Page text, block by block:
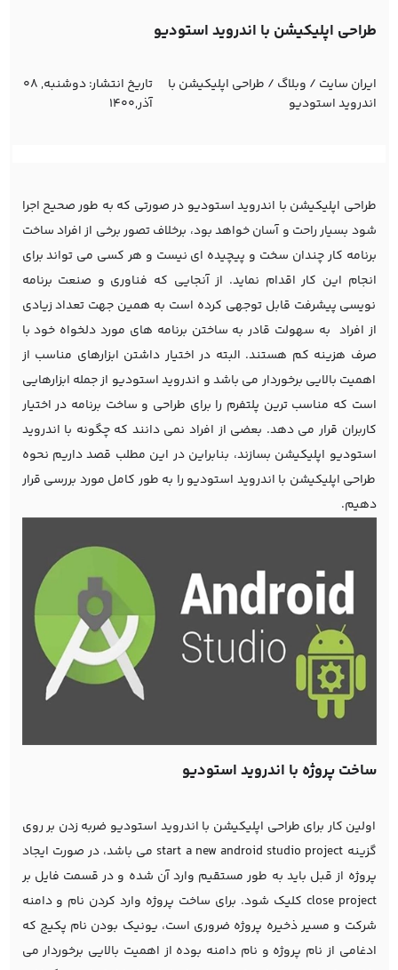
طراحی اپلیکیشن با اندروید استودیو
ایران سایت / وبلاگ / طراحی اپلیکیشن با
اندروید استودیو
تاریخ انتشار:
دوشنبه, 08
آذر,1400
طراحی اپلیکیشن با اندروید استودیو در صورتی که به طور صحیح اجرا
شود بسیار راحت و آسان خواهد بود، برخلاف تصور برخی از افراد ساخت
برنامه کار چندان سخت و پیچیده ای نیست و هر کسی می تواند برای
انجام این کار اقدام نماید. از آنجایی که فناوری و صنعت برنامه
نویسی پیشرفت قابل توجهی کرده است به همین جهت تعداد زیادی
از افراد به سهولت قادر به ساختن برنامه های مورد دلخواه خود با
صرف هزینه کم هستند. البته در اختیار داشتن ابزارهای مناسب از
اهمیت بالایی برخوردار می باشد و اندروید استودیو از جمله ابزارهایی
است که مناسب ترین پلتفرم را برای طراحی و ساخت برنامه در اختیار
کاربران قرار می دهد. بعضی از افراد نمی دانند که چگونه با اندروید
استودیو اپلیکیشن بسازند، بنابراین در این مطلب قصد داریم نحوه
طراحی اپلیکیشن با اندروید استودیو را به طور کامل مورد بررسی قرار
دهیم.
ساخت پروژه با اندروید استودیو
اولین کار برای طراحی اپلیکیشن با اندروید استودیو ضربه زدن بر روی
گزینه start a new android studio project می باشد، در صورت ایجاد
پروژه از قبل باید به طور مستقیم وارد آن شده و در قسمت فایل بر
close project کلیک شود. برای ساخت پروژه وارد کردن نام و دامنه
شرکت و مسیر ذخیره پروژه ضروری است، یونیک بودن نام پکیج که
ادغامی از نام پروژه و نام دامنه بوده از اهمیت بالایی برخوردار می